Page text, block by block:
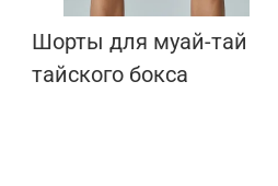
Шорты для муай-тай
тайского бокса